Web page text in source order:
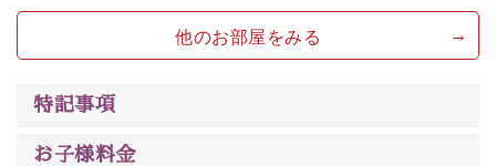
いただける、美しく癒される宿で贅沢に幸せのときを安
心してお過ごしください。他のお部屋をみる
特記事項
お子様料金